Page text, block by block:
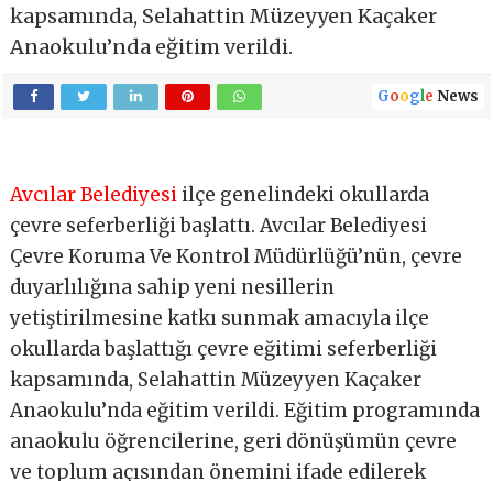
kapsamında, Selahattin Müzeyyen Kaçaker
Anaokulu’nda eğitim verildi.
Google News
Avcılar Belediyesi ilçe genelindeki okullarda
çevre seferberliği başlattı. Avcılar Belediyesi
Çevre Koruma Ve Kontrol Müdürlüğü’nün, çevre
duyarlılığına sahip yeni nesillerin
yetiştirilmesine katkı sunmak amacıyla ilçe
okullarda başlattığı çevre eğitimi seferberliği
kapsamında, Selahattin Müzeyyen Kaçaker
Anaokulu’nda eğitim verildi. Eğitim programında
anaokulu öğrencilerine, geri dönüşümün çevre
ve toplum açısından önemini ifade edilerek